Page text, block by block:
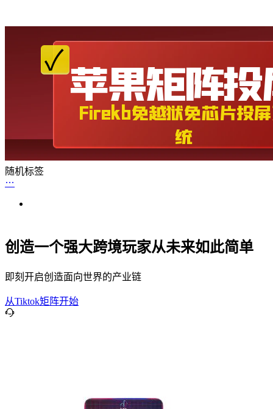
随机标签
创造一个强大跨境玩家从未来如此简单
即刻开启创造面向世界的产业链
从Tiktok矩阵开始